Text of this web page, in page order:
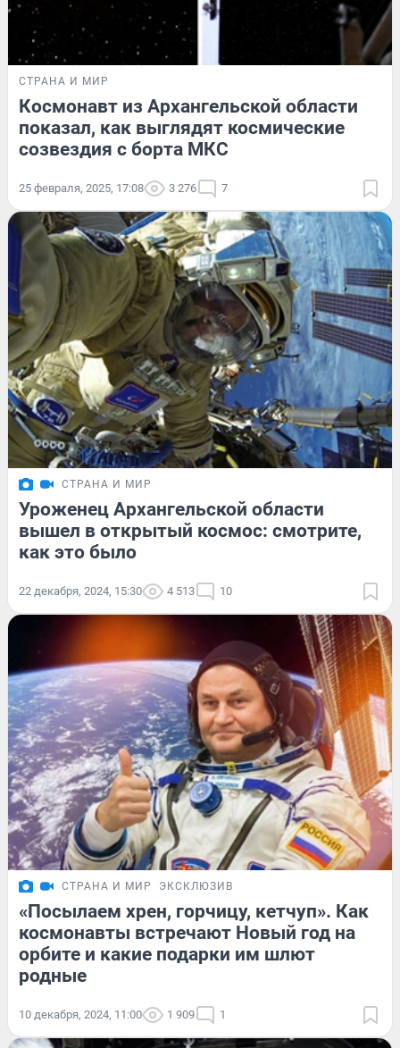
СТРАНА И МИР
Космонавт из Архангельской области
показал, как выглядят космические
созвездия с борта МКС
25 февраля, 2025, 17:08 3 276 7
СТРАНА И МИР
Уроженец Архангельской области
вышел в открытый космос: смотрите,
как это было
22 декабря, 2024, 15:30 4 513 10
СТРАНА И МИР ЭКСКЛЮЗИВ
«Посылаем хрен, горчицу, кетчуп». Как
космонавты встречают Новый год на
орбите и какие подарки им шлют
родные
10 декабря, 2024, 11:00 1 909 1